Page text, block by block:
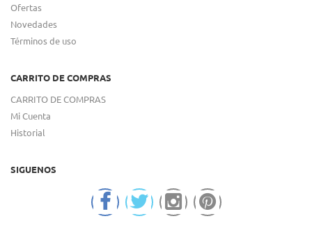
Ofertas
Novedades
Términos de uso
CARRITO DE COMPRAS
CARRITO DE COMPRAS
Mi Cuenta
Historial
SIGUENOS